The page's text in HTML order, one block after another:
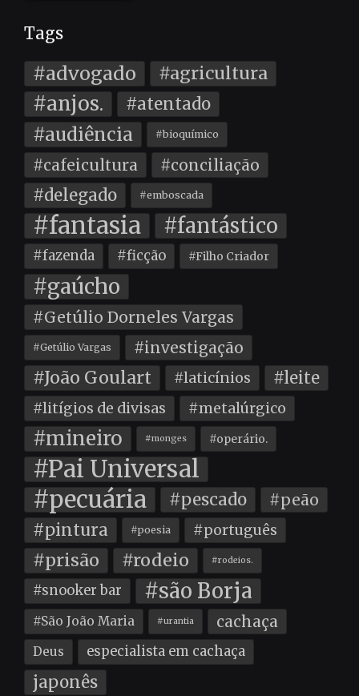
Tags
#advogado #agricultura
#anjos. #atentado
#audiência #bioquímico
#cafeicultura #conciliação
#delegado #emboscada
#fantasia #fantástico
#fazenda #ficção #Filho Criador
#gaúcho
#Getúlio Dorneles Vargas
#Getúlio Vargas #investigação
#João Goulart #laticínios #leite
#litígios de divisas #metalúrgico
#mineiro #monges #operário.
#Pai Universal
#pecuária
#pescado #peão
#pintura #poesia #português
#prisão #rodeio #rodeios.
#snooker bar #são Borja
#São João Maria #urantia cachaça
Deus especialista em cachaça
japonês